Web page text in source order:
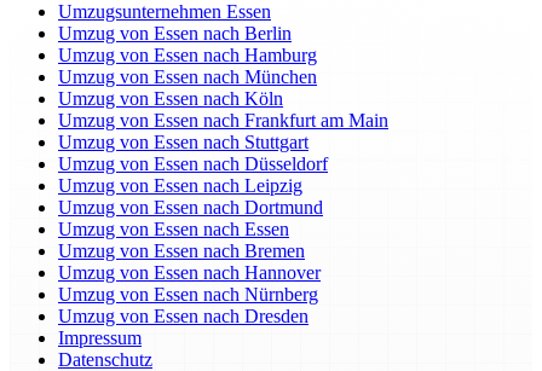
Umzugsunternehmen Essen
Umzug von Essen nach Berlin
Umzug von Essen nach Hamburg
Umzug von Essen nach München
Umzug von Essen nach Köln
Umzug von Essen nach Frankfurt am Main
Umzug von Essen nach Stuttgart
Umzug von Essen nach Düsseldorf
Umzug von Essen nach Leipzig
Umzug von Essen nach Dortmund
Umzug von Essen nach Essen
Umzug von Essen nach Bremen
Umzug von Essen nach Hannover
Umzug von Essen nach Nürnberg
Umzug von Essen nach Dresden
Impressum
Datenschutz